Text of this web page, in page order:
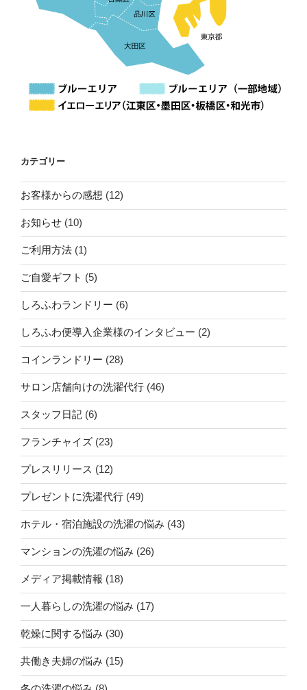
カテゴリー
お客様からの感想 (12)
お知らせ (10)
ご利用方法 (1)
ご自愛ギフト (5)
しろふわランドリー (6)
しろふわ便導入企業様のインタビュー (2)
コインランドリー (28)
サロン店舗向けの洗濯代行 (46)
スタッフ日記 (6)
フランチャイズ (23)
プレスリリース (12)
プレゼントに洗濯代行 (49)
ホテル・宿泊施設の洗濯の悩み (43)
マンションの洗濯の悩み (26)
メディア掲載情報 (18)
一人暮らしの洗濯の悩み (17)
乾燥に関する悩み (30)
共働き夫婦の悩み (15)